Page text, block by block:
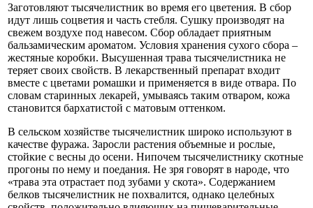
Заготовляют тысячелистник во время его цветения. В сбор
идут лишь соцветия и часть стебля. Сушку производят на
свежем воздухе под навесом. Сбор обладает приятным
бальзамическим ароматом. Условия хранения сухого сбора –
жестяные коробки. Высушенная трава тысячелистника не
теряет своих свойств. В лекарственный препарат входит
вместе с цветами ромашки и применяется в виде отвара. По
словам старинных лекарей, умываясь таким отваром, кожа
становится бархатистой с матовым оттенком.
В сельском хозяйстве тысячелистник широко используют в
качестве фуража. Заросли растения объемные и рослые,
стойкие с весны до осени. Нипочем тысячелистнику скотные
прогоны по нему и поедания. Не зря говорят в народе, что
«трава эта отрастает под зубами у скота». Содержанием
белков тысячелистник не похвалится, однако целебных